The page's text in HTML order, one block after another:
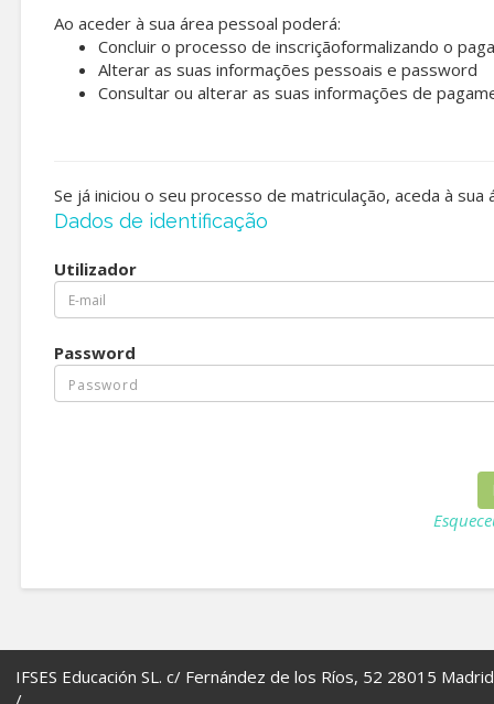
Ao aceder à sua área pessoal poderá:
Concluir o processo de inscriçãoformalizando o
Alterar as suas informações pessoais e password
Consultar ou alterar as suas informações de
Se já iniciou o seu processo de matriculação, aceda à
Dados de identificação
Utilizador
Password
IFSES Educación SL. c/ Fernández de los Ríos, 52 28015